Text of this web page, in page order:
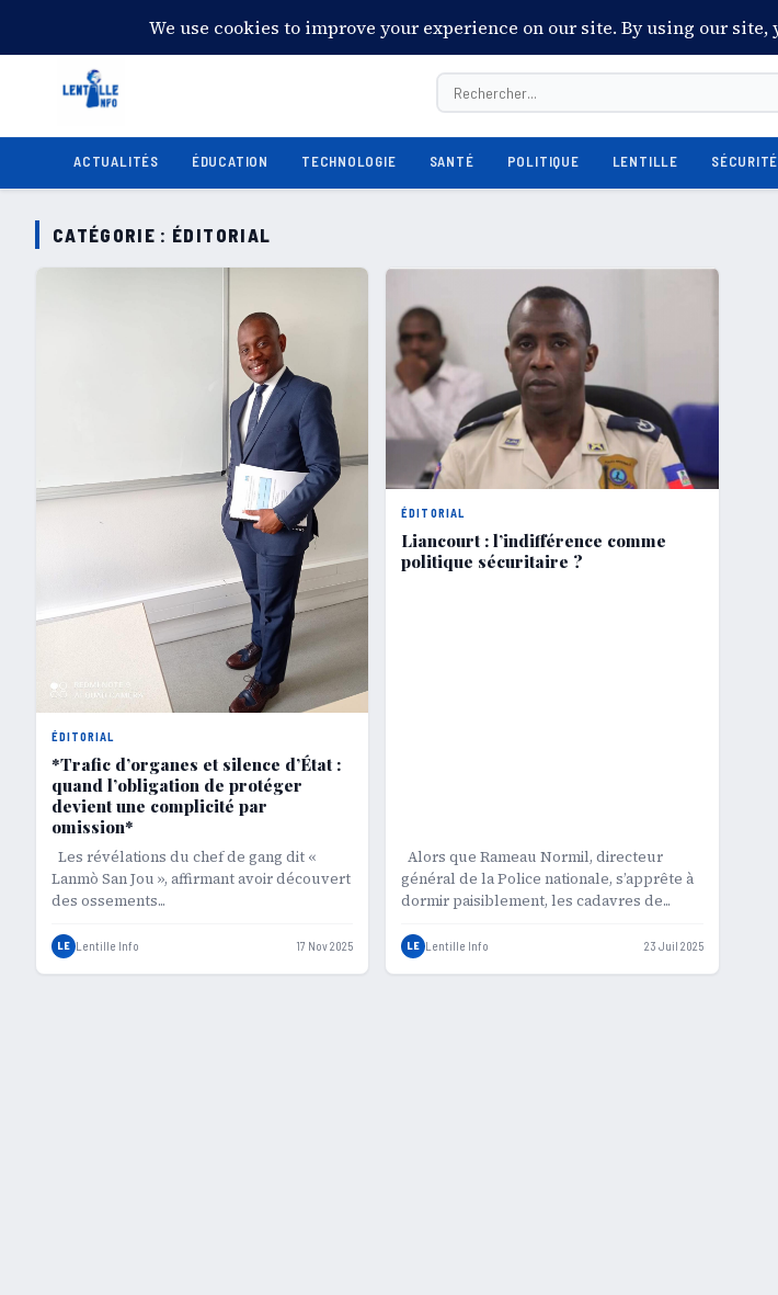
Samedi 8 août 2026 13:57:47 Port-au-Prince
ACTUALITÉS ÉDUCATION TECHNOLOGIE SANTÉ POLITIQUE LENTILLE SÉCURITÉ
CATÉGORIE : ÉDITORIAL
ÉDITORIAL
*Trafic d’organes et silence d’État :
quand l’obligation de protéger
devient une complicité par
omission*
Les révélations du chef de gang dit «
Lanmò San Jou », affirmant avoir découvert
des ossements...
LE Lentille Info 17 Nov 2025
ÉDITORIAL
Liancourt : l’indifférence comme
politique sécuritaire ?
Alors que Rameau Normil, directeur
général de la Police nationale, s’apprête à
dormir paisiblement, les cadavres de...
LE Lentille Info 23 Juil 2025